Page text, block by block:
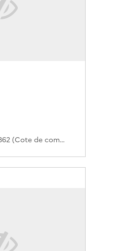
576PO/1/1355-1362 (Cote de commande)